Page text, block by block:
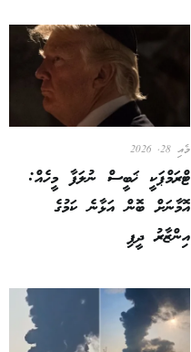
މެއި 28, 2026
ޓްރަމްޕަކީ ޚަބީސް ނުލަފާ މީހެއް:
އޮމާނަށް ބޮން އަޅާނެ ކަމުގެ
އިންޒާރު ދީފި